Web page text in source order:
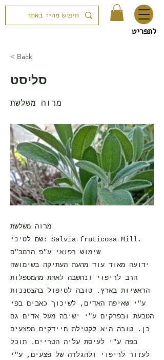
לתפריט
< Back
סליסט
מרוה משלשת
מרוה משלשת
שם לטיני: Salvia fruticosa Mill.
שימוש רפואי ע"פ הרמב"ם
ידועה מאוד עוד מהעת העתיקה בשימושה
הרב לריפוי ונחשבה לאחת מהמטפלות
הראשיות בארץ. טובה לטיפול בהצטננות
ע"י שאיפת האדים, לשיכוך כאבים בפי
הטבעת ובפרקים ע"י ישיבה מעל אדים גם
כן. טובה היא לקטילת חיידקים מפצעים
בפה ע"י לעיסת עליה הטריים. תוכל
לעזור לריפוי ולהגלדה של פצעים, ע"י